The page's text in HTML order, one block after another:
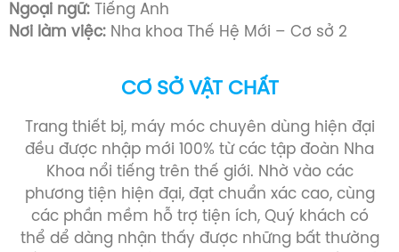
Ngoại ngữ: Tiếng Anh
Nơi làm việc: Nha khoa Thế Hệ Mới – Cơ sở 2
CƠ SỞ VẬT CHẤT
Trang thiết bị, máy móc chuyên dùng hiện đại
đều được nhập mới 100% từ các tập đoàn Nha
Khoa nổi tiếng trên thế giới. Nhờ vào các
phương tiện hiện đại, đạt chuẩn xác cao, cùng
các phần mềm hỗ trợ tiện ích, Quý khách có
thể dể dàng nhận thấy được những bất thường